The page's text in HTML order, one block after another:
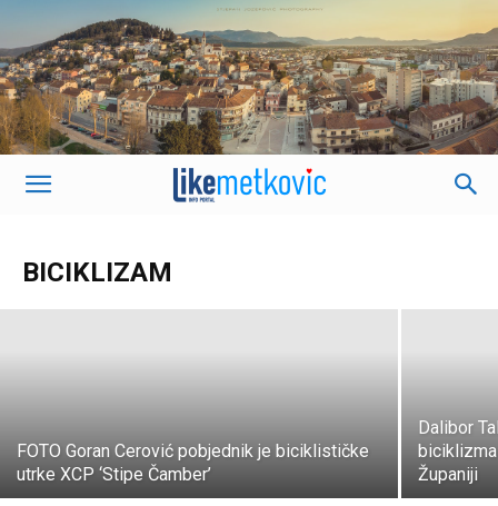
BICIKLIZAM
K. J. - 26. siječnja 2020.
FOTO Goran Cerović pobjednik je biciklističke
utrke XCP ‘Stipe Čamber’
Dalibor
Županiji